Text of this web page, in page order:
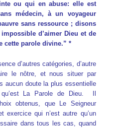
ou qui en abuse: elle est
médecin, à un voyageur
sans ressource ; disons
d’aimer Dieu et de
cette parole divine.” *
d’autres catégories, d’autre
le nôtre, et nous situer par
aucun doute la plus essentielle
La Parole de Dieu. Il
obtenus, que Le Seigneur
exercice qui n’est autre qu’un
dans tous les cas, quand